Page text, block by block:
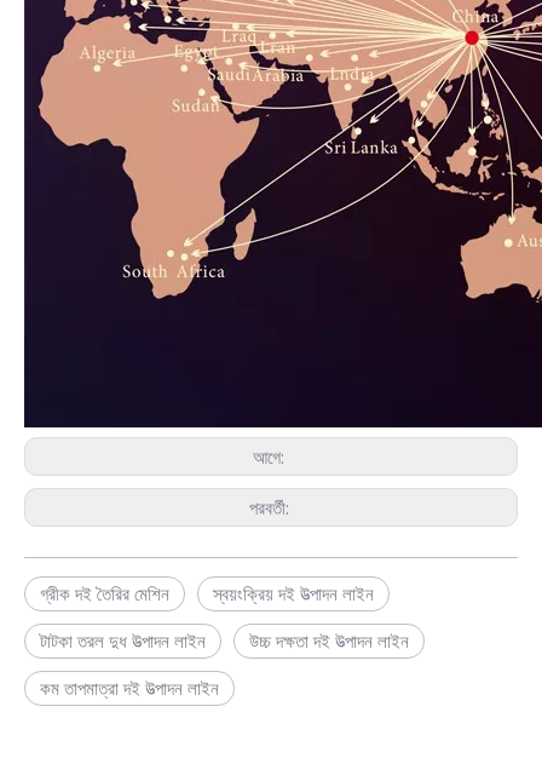
আগে:
পরবর্তী:
গ্রীক দই তৈরির মেশিন
স্বয়ংক্রিয় দই উত্পাদন লাইন
টাটকা তরল দুধ উত্পাদন লাইন
উচ্চ দক্ষতা দই উত্পাদন লাইন
কম তাপমাত্রা দই উত্পাদন লাইন